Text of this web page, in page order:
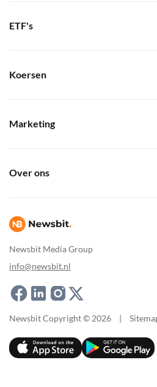
Newsbit Media Group
info@newsbit.nl
ETF's
Koersen
Marketing
Over ons
Newsbit Copyright © 2026 |